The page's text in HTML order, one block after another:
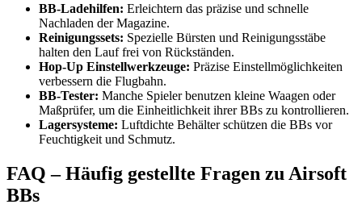
BB-Ladehilfen: Erleichtern das präzise und schnelle
Nachladen der Magazine.
Reinigungssets: Spezielle Bürsten und Reinigungsstäbe
halten den Lauf frei von Rückständen.
Hop-Up Einstellwerkzeuge: Präzise Einstellmöglichkeiten
verbessern die Flugbahn.
BB-Tester: Manche Spieler benutzen kleine Waagen oder
Maßprüfer, um die Einheitlichkeit ihrer BBs zu kontrollieren.
Lagersysteme: Luftdichte Behälter schützen die BBs vor
Feuchtigkeit und Schmutz.
FAQ – Häufig gestellte Fragen zu Airsoft
BBs